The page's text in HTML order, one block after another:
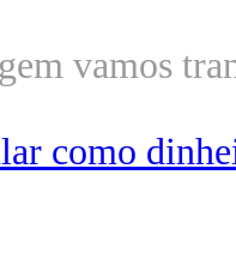
vamos
como